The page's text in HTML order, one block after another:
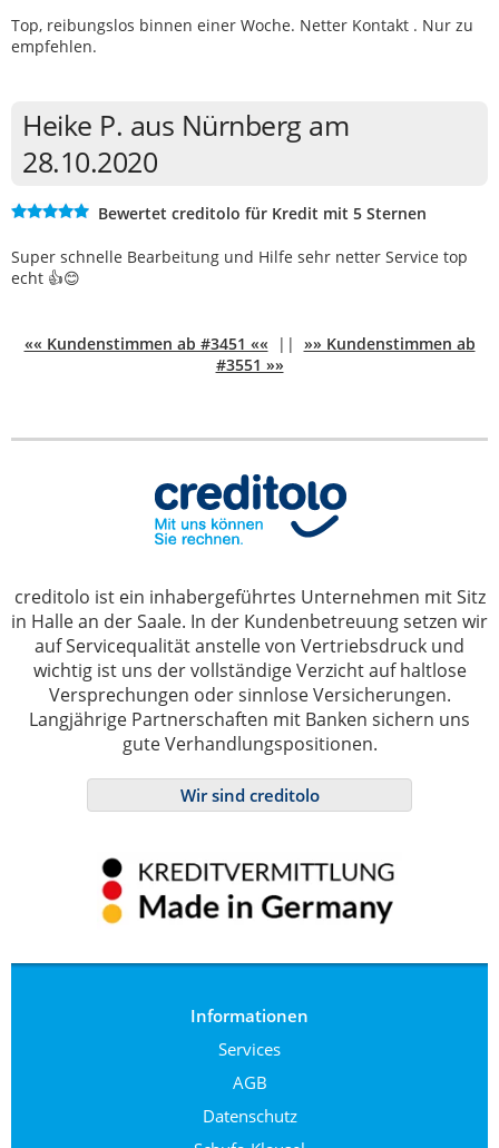
Top, reibungslos binnen einer Woche. Netter Kontakt . Nur zu
empfehlen.
Heike P. aus Nürnberg am
28.10.2020
Bewertet creditolo für Kredit mit 5 Sternen
Super schnelle Bearbeitung und Hilfe sehr netter Service top
echt 👍😊
«« Kundenstimmen ab #3451 «« || »» Kundenstimmen ab
#3551 »»
creditolo ist ein inhabergeführtes Unternehmen mit Sitz
in Halle an der Saale. In der Kundenbetreuung setzen wir
auf Servicequalität anstelle von Vertriebsdruck und
wichtig ist uns der vollständige Verzicht auf haltlose
Versprechungen oder sinnlose Versicherungen.
Langjährige Partnerschaften mit Banken sichern uns
gute Verhandlungspositionen.
Wir sind creditolo
Informationen
Services
AGB
Datenschutz